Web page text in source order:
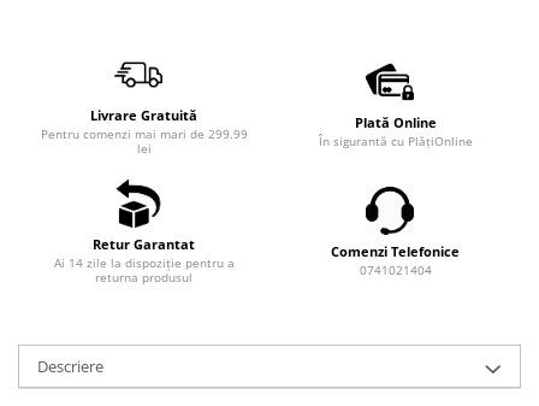
Livrare Gratuită
Pentru comenzi mai mari de 299.99
lei
Plată Online
În sigurantă cu PlățiOnline
Retur Garantat
Ai 14 zile la dispoziție pentru a
returna produsul
Comenzi Telefonice
0741021404
Descriere